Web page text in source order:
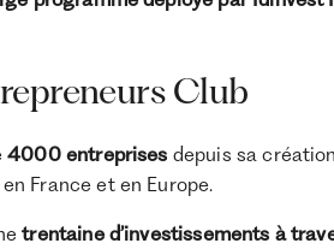
Club
4000 entreprises depuis sa
France et en Europe.
trentaine d’investissements à